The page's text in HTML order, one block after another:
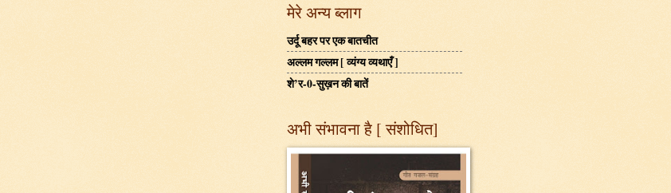
मेरे अन्य ब्लाग
उर्दू बहर पर एक बातचीत
अल्लम गल्लम [ व्यंग्य व्यथाएँ ]
शे’र-0-सुख़न की बातें
अभी संभावना है [ संशोधित]